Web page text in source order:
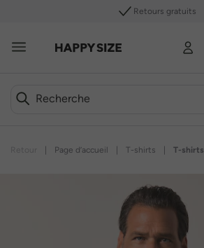
Retours gratuits
Page d’accueil T-shirts T-shirts